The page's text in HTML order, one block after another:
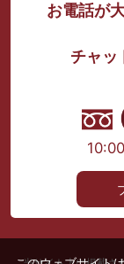
お電話が
チャッ